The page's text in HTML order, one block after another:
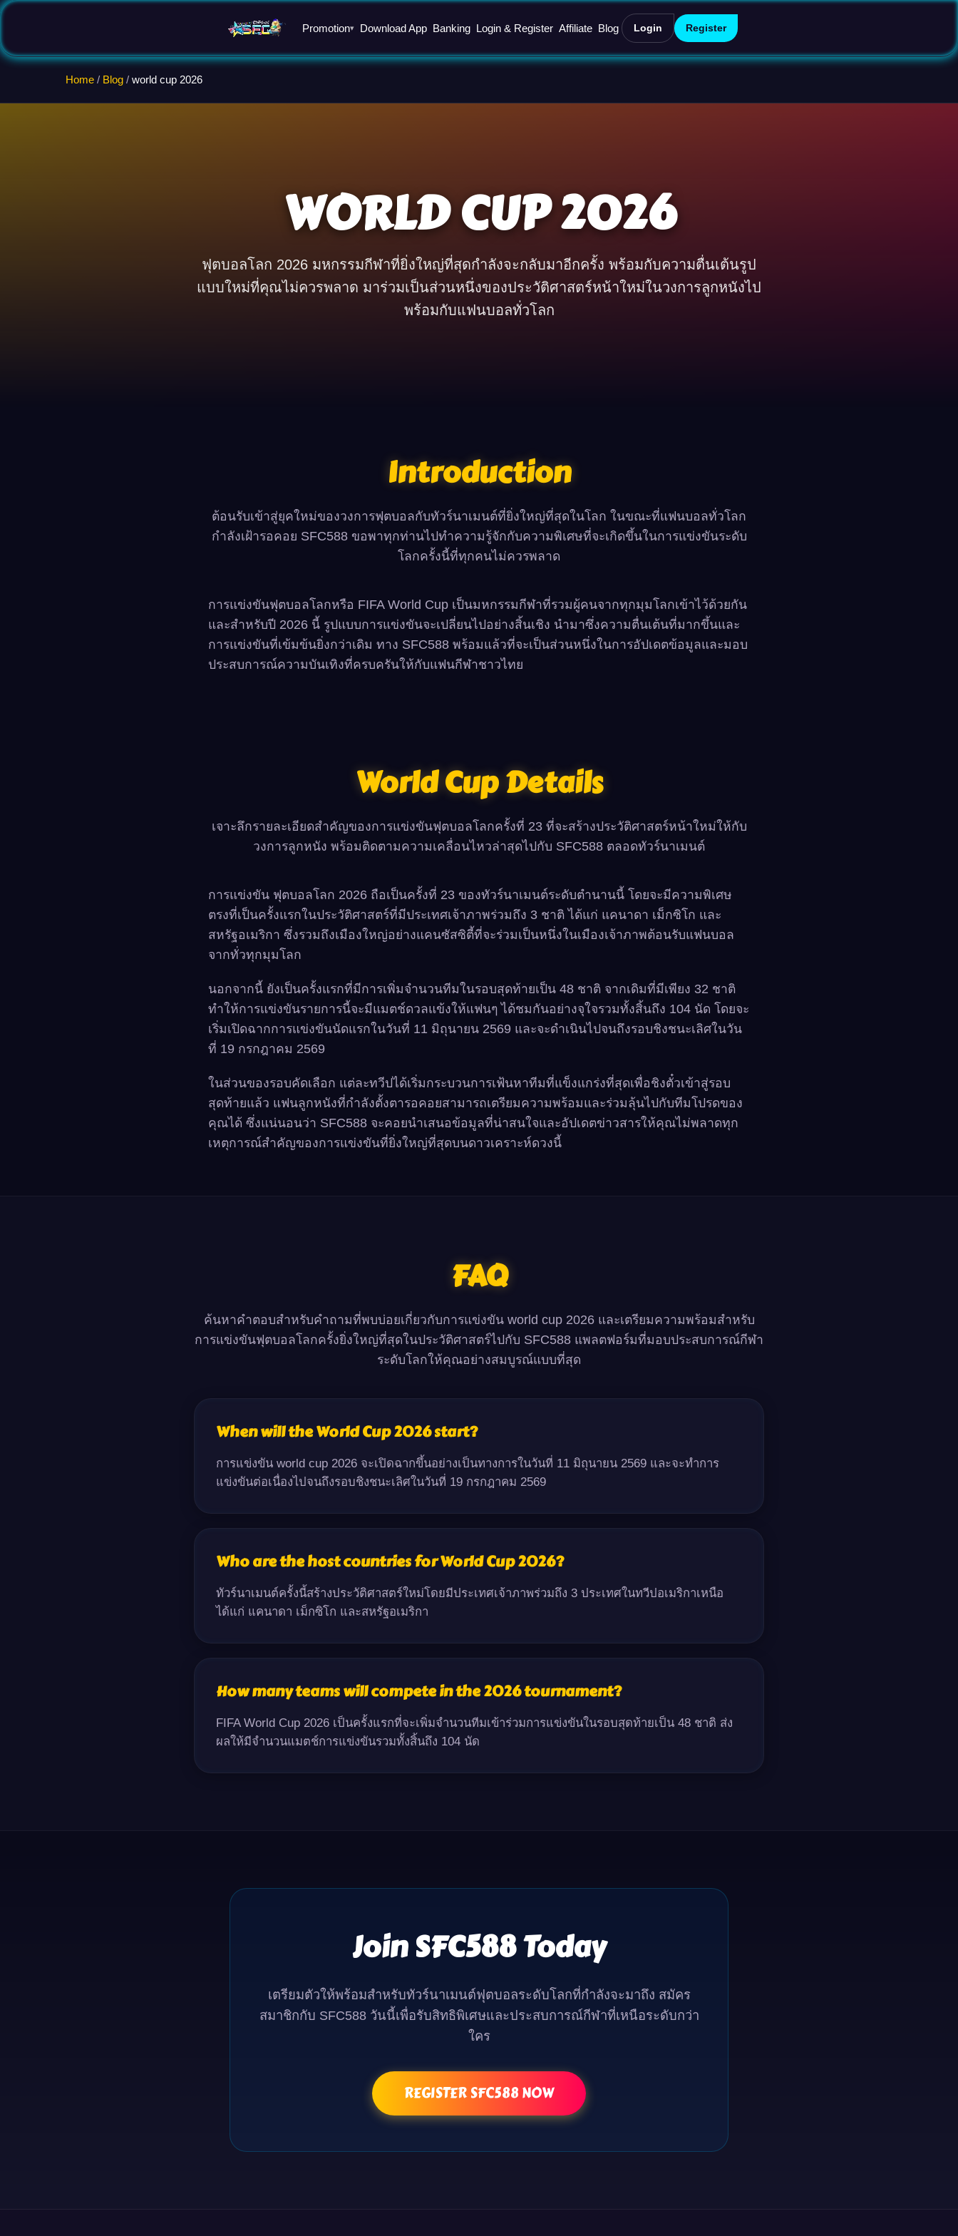
Promotion▾ Download App Banking Login & Register Affiliate Blog Login Register
Home / Blog / world cup 2026
WORLD CUP 2026
ฟุตบอลโลก 2026 มหกรรมกีฬาที่ยิ่งใหญ่ที่สุดกำลังจะกลับมาอีกครั้ง พร้อมกับความตื่นเต้นรูป
แบบใหม่ที่คุณไม่ควรพลาด มาร่วมเป็นส่วนหนึ่งของประวัติศาสตร์หน้าใหม่ในวงการลูกหนังไป
พร้อมกับแฟนบอลทั่วโลก
Introduction
ต้อนรับเข้าสู่ยุคใหม่ของวงการฟุตบอลกับทัวร์นาเมนต์ที่ยิ่งใหญ่ที่สุดในโลก ในขณะที่แฟนบอลทั่วโลก
กำลังเฝ้ารอคอย SFC588 ขอพาทุกท่านไปทำความรู้จักกับความพิเศษที่จะเกิดขึ้นในการแข่งขันระดับ
โลกครั้งนี้ที่ทุกคนไม่ควรพลาด
การแข่งขันฟุตบอลโลกหรือ FIFA World Cup เป็นมหกรรมกีฬาที่รวมผู้คนจากทุกมุมโลกเข้าไว้ด้วยกัน
และสำหรับปี 2026 นี้ รูปแบบการแข่งขันจะเปลี่ยนไปอย่างสิ้นเชิง นำมาซึ่งความตื่นเต้นที่มากขึ้นและ
การแข่งขันที่เข้มข้นยิ่งกว่าเดิม ทาง SFC588 พร้อมแล้วที่จะเป็นส่วนหนึ่งในการอัปเดตข้อมูลและมอบ
ประสบการณ์ความบันเทิงที่ครบครันให้กับแฟนกีฬาชาวไทย
World Cup Details
เจาะลึกรายละเอียดสำคัญของการแข่งขันฟุตบอลโลกครั้งที่ 23 ที่จะสร้างประวัติศาสตร์หน้าใหม่ให้กับ
วงการลูกหนัง พร้อมติดตามความเคลื่อนไหวล่าสุดไปกับ SFC588 ตลอดทัวร์นาเมนต์
การแข่งขัน ฟุตบอลโลก 2026 ถือเป็นครั้งที่ 23 ของทัวร์นาเมนต์ระดับตำนานนี้ โดยจะมีความพิเศษ
ตรงที่เป็นครั้งแรกในประวัติศาสตร์ที่มีประเทศเจ้าภาพร่วมถึง 3 ชาติ ได้แก่ แคนาดา เม็กซิโก และ
สหรัฐอเมริกา ซึ่งรวมถึงเมืองใหญ่อย่างแคนซัสซิตี้ที่จะร่วมเป็นหนึ่งในเมืองเจ้าภาพต้อนรับแฟนบอล
จากทั่วทุกมุมโลก
นอกจากนี้ ยังเป็นครั้งแรกที่มีการเพิ่มจำนวนทีมในรอบสุดท้ายเป็น 48 ชาติ จากเดิมที่มีเพียง 32 ชาติ
ทำให้การแข่งขันรายการนี้จะมีแมตช์ดวลแข้งให้แฟนๆ ได้ชมกันอย่างจุใจรวมทั้งสิ้นถึง 104 นัด โดยจะ
เริ่มเปิดฉากการแข่งขันนัดแรกในวันที่ 11 มิถุนายน 2569 และจะดำเนินไปจนถึงรอบชิงชนะเลิศในวัน
ที่ 19 กรกฎาคม 2569
ในส่วนของรอบคัดเลือก แต่ละทวีปได้เริ่มกระบวนการเฟ้นหาทีมที่แข็งแกร่งที่สุดเพื่อชิงตั๋วเข้าสู่รอบ
สุดท้ายแล้ว แฟนลูกหนังที่กำลังตั้งตารอคอยสามารถเตรียมความพร้อมและร่วมลุ้นไปกับทีมโปรดของ
คุณได้ ซึ่งแน่นอนว่า SFC588 จะคอยนำเสนอข้อมูลที่น่าสนใจและอัปเดตข่าวสารให้คุณไม่พลาดทุก
เหตุการณ์สำคัญของการแข่งขันที่ยิ่งใหญ่ที่สุดบนดาวเคราะห์ดวงนี้
FAQ
ค้นหาคำตอบสำหรับคำถามที่พบบ่อยเกี่ยวกับการแข่งขัน world cup 2026 และเตรียมความพร้อมสำหรับ
การแข่งขันฟุตบอลโลกครั้งยิ่งใหญ่ที่สุดในประวัติศาสตร์ไปกับ SFC588 แพลตฟอร์มที่มอบประสบการณ์กีฬา
ระดับโลกให้คุณอย่างสมบูรณ์แบบที่สุด
When will the World Cup 2026 start?
การแข่งขัน world cup 2026 จะเปิดฉากขึ้นอย่างเป็นทางการในวันที่ 11 มิถุนายน 2569 และจะทำการ
แข่งขันต่อเนื่องไปจนถึงรอบชิงชนะเลิศในวันที่ 19 กรกฎาคม 2569
Who are the host countries for World Cup 2026?
ทัวร์นาเมนต์ครั้งนี้สร้างประวัติศาสตร์ใหม่โดยมีประเทศเจ้าภาพร่วมถึง 3 ประเทศในทวีปอเมริกาเหนือ
ได้แก่ แคนาดา เม็กซิโก และสหรัฐอเมริกา
How many teams will compete in the 2026 tournament?
FIFA World Cup 2026 เป็นครั้งแรกที่จะเพิ่มจำนวนทีมเข้าร่วมการแข่งขันในรอบสุดท้ายเป็น 48 ชาติ ส่ง
ผลให้มีจำนวนแมตช์การแข่งขันรวมทั้งสิ้นถึง 104 นัด
Join SFC588 Today
เตรียมตัวให้พร้อมสำหรับทัวร์นาเมนต์ฟุตบอลระดับโลกที่กำลังจะมาถึง สมัคร
สมาชิกกับ SFC588 วันนี้เพื่อรับสิทธิพิเศษและประสบการณ์กีฬาที่เหนือระดับกว่า
ใคร
REGISTER SFC588 NOW